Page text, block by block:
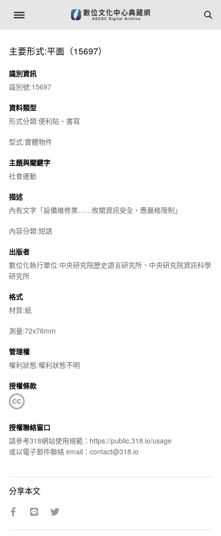
主要形式:平面（15697）
識別資訊
識別號:15697
資料類型
形式分類:便利貼、書寫
型式:實體物件
主題與關鍵字
社會運動
描述
內有文字「設備維修業……攸關資訊安全，應嚴格限制」
內容分類:短語
出版者
數位化執行單位:中央研究院歷史語言研究所、中央研究院資訊科學
研究所
格式
材質:紙
測量:72x76mm
管理權
權利狀態:權利狀態不明
授權條款
授權聯絡窗口
請參考318網站使用規範：https://public.318.io/usage
或以電子郵件聯絡 email：contact@318.io
分享本文